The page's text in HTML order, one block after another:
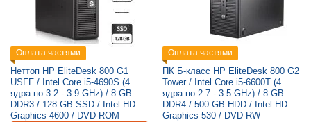
Оплата частями
Неттоп HP EliteDesk 800 G1
USFF / Intel Core i5-4690S (4
ядра по 3.2 - 3.9 GHz) / 8 GB
DDR3 / 128 GB SSD / Intel HD
Graphics 4600 / DVD-ROM
Оплата частями
ПК Б-класс HP EliteDesk 800 G2
Tower / Intel Core i5-6600T (4
ядра по 2.7 - 3.5 GHz) / 8 GB
DDR4 / 500 GB HDD / Intel HD
Graphics 530 / DVD-RW